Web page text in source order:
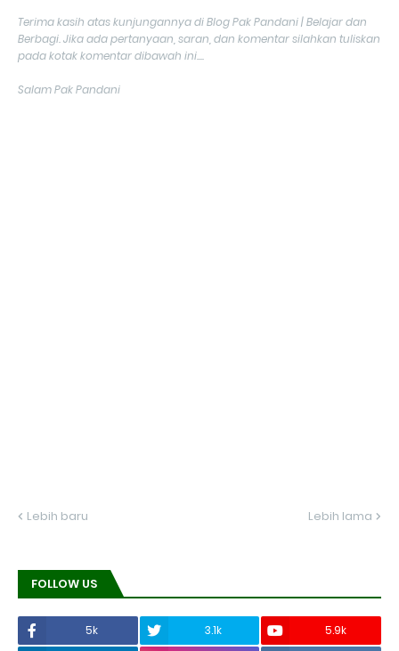
Terima kasih atas kunjungannya di Blog Pak Pandani | Belajar dan
Berbagi. Jika ada pertanyaan, saran, dan komentar silahkan tuliskan
pada kotak komentar dibawah ini....
Salam Pak Pandani
Lebih baru Lebih lama
FOLLOW US
5k 3.1k
5.9k